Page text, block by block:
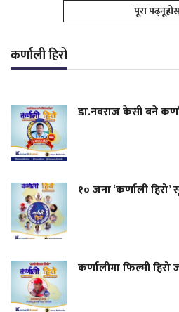
पूरा
कर्णाली हिरो
डा.नवराज केसी बने
१० जना ‘कर्णाली
कर्णालीमा फिल्मी